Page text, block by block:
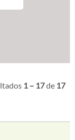
1 – 17de 17